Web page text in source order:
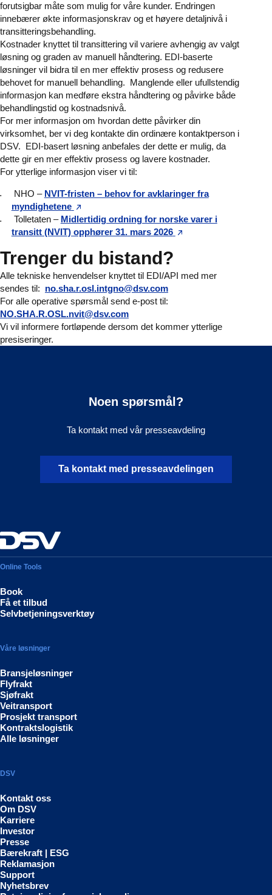
forutsigbar måte som mulig for våre kunder. Endringen
innebærer økte informasjonskrav og et høyere detaljnivå i
transitteringsbehandling.
Kostnader knyttet til transittering vil variere avhengig av valgt
løsning og graden av manuell håndtering. EDI-baserte
løsninger vil bidra til en mer effektiv prosess og redusere
behovet for manuell behandling. Manglende eller ufullstendig
informasjon kan medføre ekstra håndtering og påvirke både
behandlingstid og kostnadsnivå.
For mer informasjon om hvordan dette påvirker din
virksomhet, ber vi deg kontakte din ordinære kontaktperson i
DSV. EDI-basert løsning anbefales der dette er mulig, da
dette gir en mer effektiv prosess og lavere kostnader.
For ytterlige informasjon viser vi til:
NHO – NVIT-fristen – behov for avklaringer fra
myndighetene
Tolletaten – Midlertidig ordning for norske varer i
transitt (NVIT) opphører 31. mars 2026
Trenger du bistand?
Alle tekniske henvendelser knyttet til EDI/API med mer
sendes til: no.sha.r.osl.intgno@dsv.com
For alle operative spørsmål send e-post til:
NO.SHA.R.OSL.nvit@dsv.com
Vi vil informere fortløpende dersom det kommer ytterlige
presiseringer.
Noen spørsmål?
Ta kontakt med vår presseavdeling
Ta kontakt med presseavdelingen
Online Tools
Book
Få et tilbud
Selvbetjeningsverktøy
Våre løsninger
Bransjeløsninger
Flyfrakt
Sjøfrakt
Veitransport
Prosjekt transport
Kontraktslogistik
Alle løsninger
DSV
Kontakt oss
Om DSV
Karriere
Investor
Presse
Bærekraft | ESG
Reklamasjon
Support
Nyhetsbrev